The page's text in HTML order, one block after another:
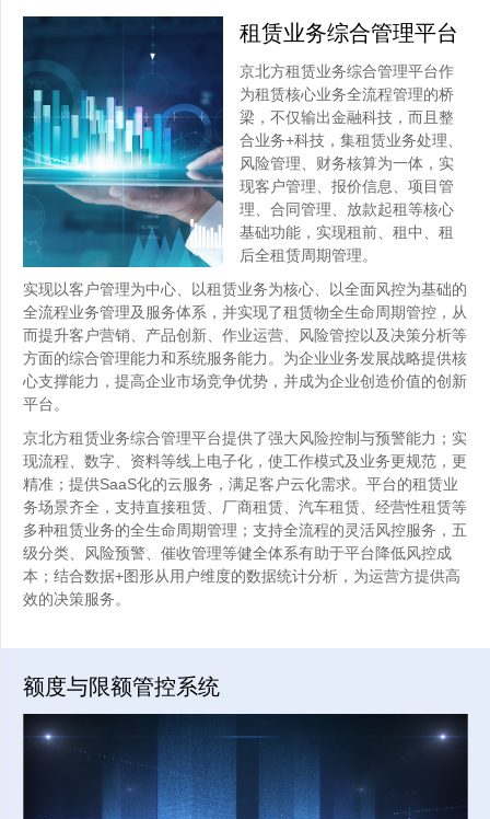
租赁业务综合管理平台
京北方租赁业务综合管理平台作
为租赁核心业务全流程管理的桥
梁，不仅输出金融科技，而且整
合业务+科技，集租赁业务处理、
风险管理、财务核算为一体，实
现客户管理、报价信息、项目管
理、合同管理、放款起租等核心
基础功能，实现租前、租中、租
后全租赁周期管理。
实现以客户管理为中心、以租赁业务为核心、以全面风控为基础的
全流程业务管理及服务体系，并实现了租赁物全生命周期管控，从
而提升客户营销、产品创新、作业运营、风险管控以及决策分析等
方面的综合管理能力和系统服务能力。为企业业务发展战略提供核
心支撑能力，提高企业市场竞争优势，并成为企业创造价值的创新
平台。
京北方租赁业务综合管理平台提供了强大风险控制与预警能力；实
现流程、数字、资料等线上电子化，使工作模式及业务更规范，更
精准；提供SaaS化的云服务，满足客户云化需求。平台的租赁业
务场景齐全，支持直接租赁、厂商租赁、汽车租赁、经营性租赁等
多种租赁业务的全生命周期管理；支持全流程的灵活风控服务，五
级分类、风险预警、催收管理等健全体系有助于平台降低风控成
本；结合数据+图形从用户维度的数据统计分析，为运营方提供高
效的决策服务。
额度与限额管控系统